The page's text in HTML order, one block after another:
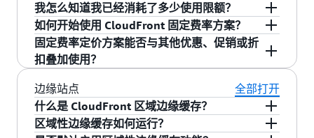
固定费率方案将是理想之选。如果您需要完全掌
控各项服务功能、进行自定义配置、使用固定费
率方案未包含的功能，或预计会出现大规模且可
预测的流量突增，即用即付定价模式则更为合
适。
照所选方案的价格，通过 CloudFront 提供流量。
第二，CloudFront 通过保护您的应用程序基础设
施并减少直达源的请求数量来降低您的计算和数
据库成本。它会从边缘站点或区域边缘缓存节点
提供缓存内容，合并重复请求，并在流量到达后
端服务前拦截恶意流量和不需要的流量。这意味
着触及您的应用服务器、数据库及其他按使用量
率限制，或过滤特定 HTTP 标头。
固定费率方案一样，即使超出使用额度，也不会
收取任何超额费用。
CloudFront 免费套餐则有所不同：它仅适用于即
套餐每月为您的账户提供 1TB 数据传输和 1000
万次免费请求，但超出上述限额的用量将按标准
按需付费费率计费。此外，固定费率方案中包含
消。您可随时升级方案，也可以预约降级或取
消，相关变更将在下一计费周期开始时生效。取
消方案后，您在当前计费周期结束前仍可继续享
受固定费率定价。下一周期开始时，您的分发及
所有关联方案资源将切换为即用即付定价模式。
方案的注册和升级均按比例计费，并提供按比例
折算的使用额度。
您可以为每个 CloudFront 分发选择最适合的定价
模式，根据应用程序需求选用固定费率方案或即
用即付定价模式。
我怎么知道我已经消耗了多少使用限额？
您可以随时在 CloudFront 控制台中跟踪您的使用
限额。当您达到配额的50％、80％和100％时，
您还将收到自动电子邮件通知，尽管通知可能会
延迟。
如何开始使用 CloudFront 固定费率方案？
您可以在创建新的 CloudFront 分发时选择固定费
率方案，也可将现有分发从即用即付定价模式切
换为该方案。根据您的应用程序需求选择方案，
其中包含月租 0 美元起的选项。您可通过
CloudFront 控制台完成方案配置。
固定费率定价方案能否与其他优惠、促销或折
扣叠加使用？
Amazon CloudFront 固定费率定价方案不得与任
何其他优惠、促销或折扣叠加使用。
边缘站点
全部打开
什么是 CloudFront 区域边缘缓存？
CloudFront 通过名为边缘站点的全球数据中心网
区域性边缘缓存如何运行？